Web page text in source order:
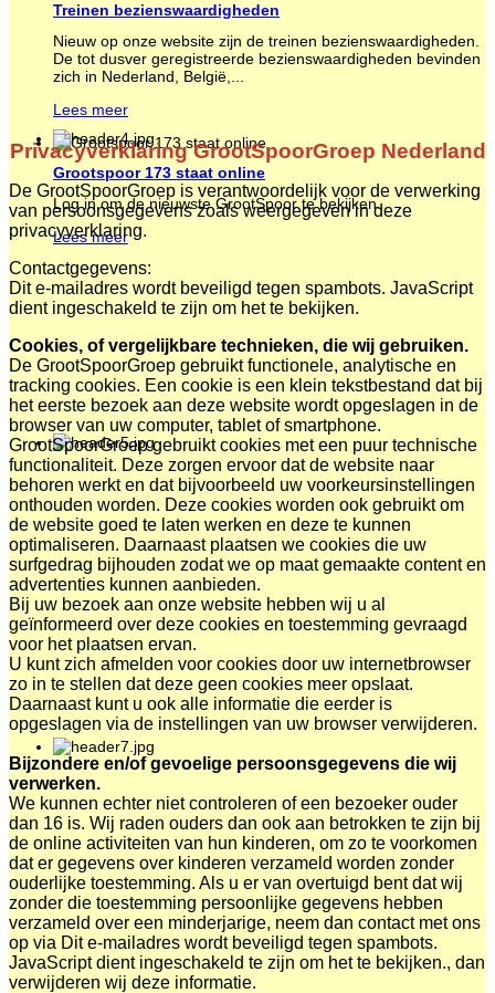
Treinen bezienswaardigheden
Nieuw op onze website zijn de treinen bezienswaardigheden.
De tot dusver geregistreerde bezienswaardigheden bevinden
zich in Nederland, België,...
Lees meer
Grootspoor 173 staat online
Log in om de nieuwste GrootSpoor te bekijken.
Lees meer
Privacyverklaring GrootSpoorGroep Nederland
De GrootSpoorGroep is verantwoordelijk voor de verwerking
van persoonsgegevens zoals weergegeven in deze
privacyverklaring.
Contactgegevens:
Dit e-mailadres wordt beveiligd tegen spambots. JavaScript
dient ingeschakeld te zijn om het te bekijken.
Cookies, of vergelijkbare technieken, die wij gebruiken.
De GrootSpoorGroep gebruikt functionele, analytische en
tracking cookies. Een cookie is een klein tekstbestand dat bij
het eerste bezoek aan deze website wordt opgeslagen in de
browser van uw computer, tablet of smartphone.
GrootSpoorGroep gebruikt cookies met een puur technische
functionaliteit. Deze zorgen ervoor dat de website naar
behoren werkt en dat bijvoorbeeld uw voorkeursinstellingen
onthouden worden. Deze cookies worden ook gebruikt om
de website goed te laten werken en deze te kunnen
optimaliseren. Daarnaast plaatsen we cookies die uw
surfgedrag bijhouden zodat we op maat gemaakte content en
advertenties kunnen aanbieden.
Bij uw bezoek aan onze website hebben wij u al
geïnformeerd over deze cookies en toestemming gevraagd
voor het plaatsen ervan.
U kunt zich afmelden voor cookies door uw internetbrowser
zo in te stellen dat deze geen cookies meer opslaat.
Daarnaast kunt u ook alle informatie die eerder is
opgeslagen via de instellingen van uw browser verwijderen.
Bijzondere en/of gevoelige persoonsgegevens die wij
verwerken.
We kunnen echter niet controleren of een bezoeker ouder
dan 16 is. Wij raden ouders dan ook aan betrokken te zijn bij
de online activiteiten van hun kinderen, om zo te voorkomen
dat er gegevens over kinderen verzameld worden zonder
ouderlijke toestemming. Als u er van overtuigd bent dat wij
zonder die toestemming persoonlijke gegevens hebben
verzameld over een minderjarige, neem dan contact met ons
op via Dit e-mailadres wordt beveiligd tegen spambots.
JavaScript dient ingeschakeld te zijn om het te bekijken., dan
verwijderen wij deze informatie.